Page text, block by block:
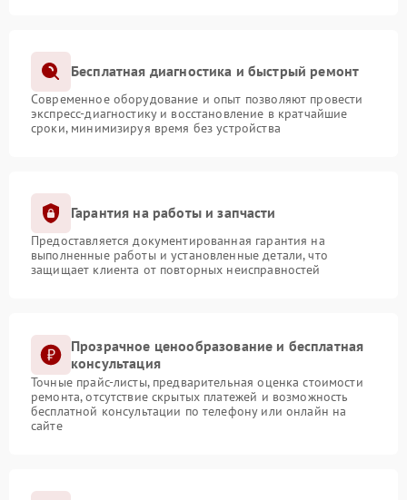
Бесплатная диагностика и быстрый ремонт
Современное оборудование и опыт позволяют провести
экспресс-диагностику и восстановление в кратчайшие
сроки, минимизируя время без устройства
Гарантия на работы и запчасти
Предоставляется документированная гарантия на
выполненные работы и установленные детали, что
защищает клиента от повторных неисправностей
Прозрачное ценообразование и бесплатная
консультация
Точные прайс-листы, предварительная оценка стоимости
ремонта, отсутствие скрытых платежей и возможность
бесплатной консультации по телефону или онлайн на
сайте